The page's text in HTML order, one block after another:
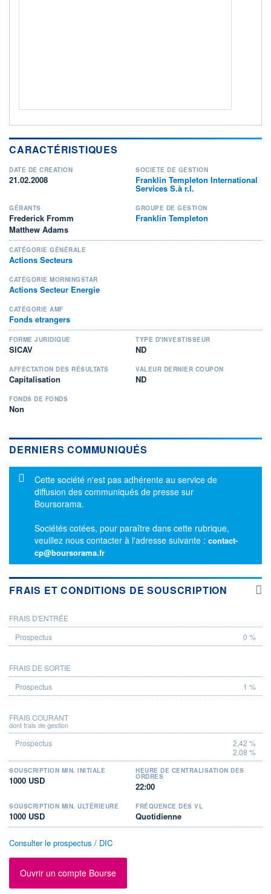
CARACTÉRISTIQUES
DATE DE CRÉATION
21.02.2008
SOCIÉTÉ DE GESTION
Franklin Templeton International
Services S.à r.l.
GÉRANTS
Frederick Fromm
Matthew Adams
GROUPE DE GESTION
Franklin Templeton
CATÉGORIE GÉNÉRALE
Actions Secteurs
CATÉGORIE MORNINGSTAR
Actions Secteur Energie
CATÉGORIE AMF
Fonds etrangers
FORME JURIDIQUE
SICAV
TYPE D'INVESTISSEUR
ND
AFFECTATION DES RÉSULTATS
Capitalisation
VALEUR DERNIER COUPON
ND
FONDS DE FONDS
Non
DERNIERS COMMUNIQUÉS
Message d'information
Cette société n'est pas adhérente au service de
diffusion des communiqués de presse sur
Boursorama.
Sociétés cotées, pour paraître dans cette rubrique,
veuillez nous contacter à l'adresse suivante : contact-
cp@boursorama.fr
FRAIS ET CONDITIONS DE SOUSCRIPTION
PROSPECTUS
FRAIS D'ENTRÉE
0 %
FRAIS DE SORTIE
1 %
FRAIS COURANT
dont frais de gestion
2,42 %
2,08 %
SOUSCRIPTION MIN. INITIALE
1000 USD
HEURE DE CENTRALISATION DES
ORDRES
22:00
SOUSCRIPTION MIN. ULTÉRIEURE
1000 USD
FRÉQUENCE DES VL
Quotidienne
Consulter le prospectus / DIC
Ouvrir un compte Bourse